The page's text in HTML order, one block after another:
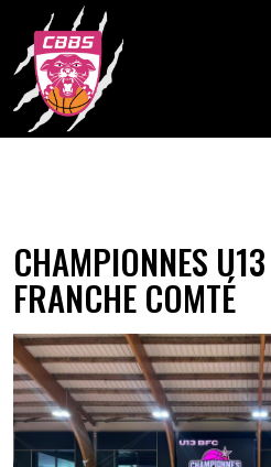
content
CHAMPIONNES
FRANCHE COMTÉ